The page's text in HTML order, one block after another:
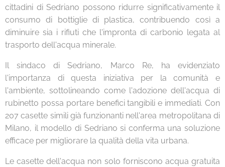
cittadini di Sedriano possono ridurre significativamente il
consumo di bottiglie di plastica, contribuendo così a
diminuire sia i rifiuti che l'impronta di carbonio legata al
trasporto dell'acqua minerale.
Il sindaco di Sedriano, Marco Re, ha evidenziato
l'importanza di questa iniziativa per la comunità e
l'ambiente, sottolineando come l'adozione dell'acqua di
rubinetto possa portare benefici tangibili e immediati. Con
207 casette simili già funzionanti nell'area metropolitana di
Milano, il modello di Sedriano si conferma una soluzione
efficace per migliorare la qualità della vita urbana.
Le casette dell'acqua non solo forniscono acqua gratuita